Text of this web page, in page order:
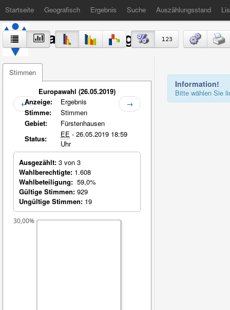
Startseite Geografisch Ergebnis Suche Auszählungsstand
Stadt Völklingen
Stimmen
Europawahl (26.05.2019)
←Anzeige:
Ergebnis
Stimme:
Stimmen
Gebiet:
Fürstenhausen
Status:
EE - 26.05.2019 18:59
Uhr
→
Ausgezählt: 3 von 3
Wahlberechtigte: 1.608
Wahlbeteiligung: 59,0%
Gültige Stimmen: 929
Ungültige Stimmen: 19
30,00%
Information!
Bitte wählen Sie